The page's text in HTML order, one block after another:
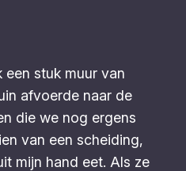
stuk muur van
afvoerde naar de
die we nog ergens
van een scheiding,
mijn hand eet. Als ze